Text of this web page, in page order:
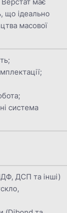
що ідеально
масової
система
ДСП та інші)